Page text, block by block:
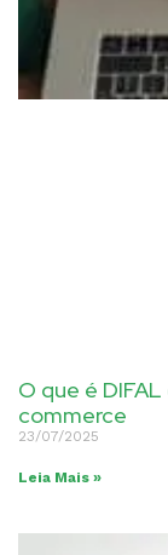
O que é
commerce
23/07/2025
Leia Mais »